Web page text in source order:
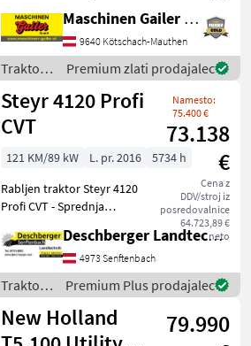
ur!! Powershuttle,
prestavljanje pod
obremenitvijo, EHR,
sprednji nakladalnik Stoll
FZ
Maschinen Gailer GmbH
9640 Kötschach-Mauthen
Traktor /
New
Holland
Premium zlati prodajalec
Steyr 4120 Profi
CVT
Namesto:
75.400 €
73.138
€
Cena z
DDV/stroj iz
posredovalnice
64.723,89 €
neto
121 KM/89 kW L. pr. 2016
5734 h
Rabljen traktor Steyr 4120
Profi CVT - Sprednja
priključkom za delovno
opremo spredaj - Sprednji
priključni gred - Zračni
zavorni sistem
Deschberger Landtechnik GmbH
4973 Senftenbach
Traktor /
Steyr
Premium Plus prodajalec
New Holland
79.990